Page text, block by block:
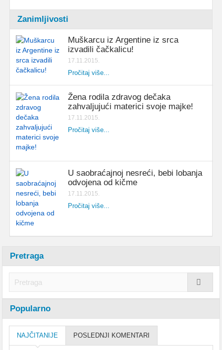
Zanimljivosti
Muškarcu iz Argentine iz srca
izvadili čačkalicu!
17.11.2015.
Pročitaj više...
Žena rodila zdravog dečaka
zahvaljujući materici svoje majke!
17.11.2015.
Pročitaj više...
U saobraćajnoj nesreći, bebi lobanja
odvojena od kičme
17.11.2015.
Pročitaj više...
Pretraga
Popularno
NAJČITANIJE POSLEDNJI KOMENTARI